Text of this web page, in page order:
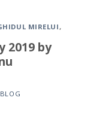
MIRELUI,
2019 by
BLOG